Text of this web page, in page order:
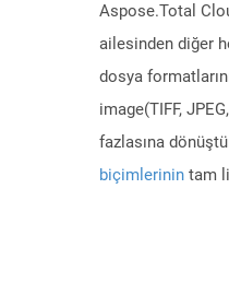
Aspose.Total
ailesinden diğer
dosya
image(TIFF,
fazlasına
biçimlerinin tam